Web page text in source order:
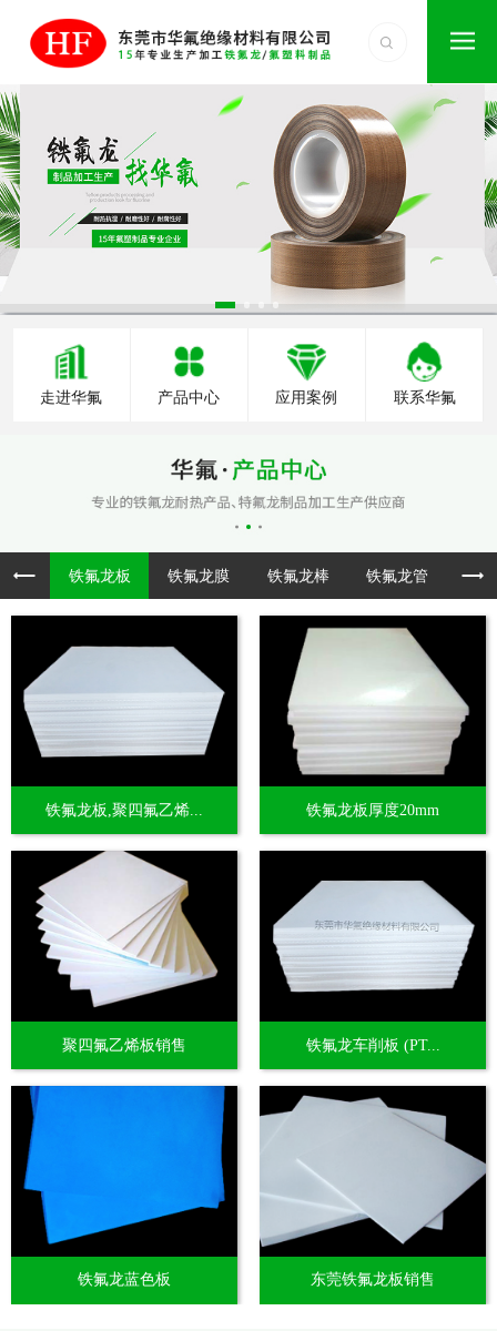
走进华氟 产品中心 应用案例 联系华氟
铁氟龙板 铁氟龙膜 铁氟龙棒 铁氟龙管 透
铁氟龙板,聚四氟乙烯... 铁氟龙板厚度20mm
聚四氟乙烯板销售 铁氟龙车削板 (PT...
铁氟龙蓝色板 东莞铁氟龙板销售